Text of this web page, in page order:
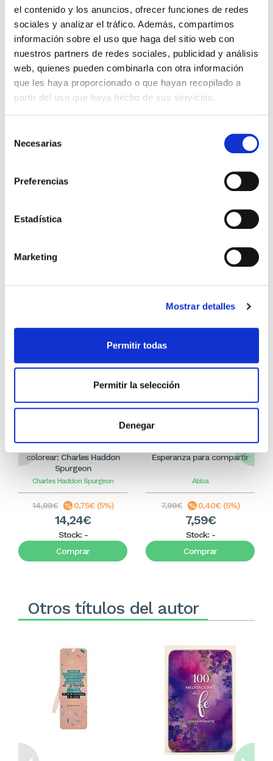
el contenido y los anuncios, ofrecer funciones de redes
sociales y analizar el tráfico. Además, compartimos
información sobre el uso que haga del sitio web con
nuestros partners de redes sociales, publicidad y análisis
web, quienes pueden combinarla con otra información
que les haya proporcionado o que hayan recopilado a
partir del uso que haya hecho de sus servicios.
Necesarias
Preferencias
Estadística
Marketing
Mostrar detalles
Permitir todas
Permitir la selección
Denegar
Índices para Biblia. Tonos
pasteles
Stock:
Índices para Biblias. Tonos
marrones
0,15€ (5%)
Los que compraron este
compraron
100 devocionales para
colorear: Charles Haddon
Spurgeon
Charles Haddon Spurgeon
14,99€ 0,75€ (5%)
14,24€
Stock: -
Comprar
100 meditaciones de
Esperanza para compartir
Abba
7,99€ 0,40€ (5%)
7,59€
Stock: -
Comprar
Otros títulos del autor